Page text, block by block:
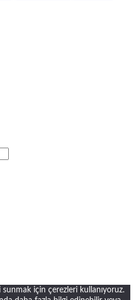
için çerezleri kullanıyoruz.